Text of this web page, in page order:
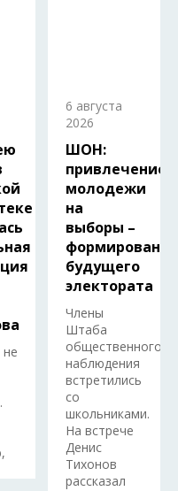
не
6 августа
2026
ШОН:
привлечение
молодежи
на
выборы –
будущего
электората
Члены
Штаба
общественного
наблюдения
встретились
со
школьниками.
На встрече
Денис
Тихонов
рассказал